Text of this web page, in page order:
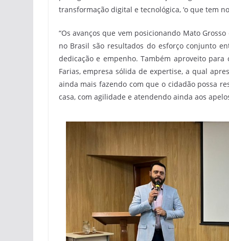
transformação digital e tecnológica, ‘o que tem
“Os avanços que vem posicionando Mato
no Brasil são resultados do esforço conjunto
dedicação e empenho. Também aproveito
Farias, empresa sólida de expertise, a qual
ainda mais fazendo com que o cidadão possa
casa, com agilidade e atendendo ainda aos